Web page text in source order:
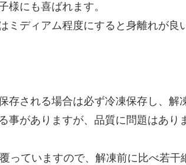
様にも喜ばれます。
ディアム程度にすると身離れが良
される場合は必ず冷凍保存し、解
がありますが、品質に問題はあり
ていますので、解凍前に比べ若干